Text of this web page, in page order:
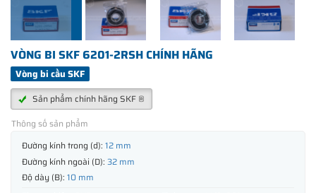
VÒNG BI SKF 6201-2RSH CHÍNH HÃNG
Vòng bi cầu SKF
Sản phẩm chính hãng SKF ®
Thông số sản phẩm
Đường kính trong (d): 12 mm
Đường kính ngoài (D): 32 mm
Độ dày (B): 10 mm